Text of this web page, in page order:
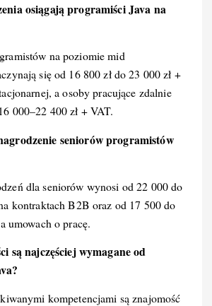
osiągają programiści Java na
na poziomie mid
się od 16 800 zł do 23 000 zł +
a osoby pracujące zdalnie
000–22 400 zł + VAT.
seniorów programistów
dla seniorów wynosi od 22 000 do
kontraktach B2B oraz od 17 500 do
umowach o pracę.
są najczęściej wymagane od
kompetencjami są znajomość